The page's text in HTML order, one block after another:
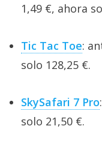
1,49 €, ahora
Tic Tac Toe:
solo 128,25 €.
SkySafari 7 Pro
solo 21,50 €.